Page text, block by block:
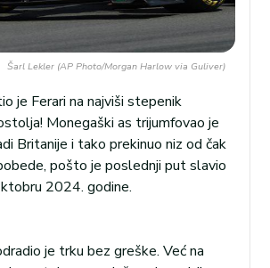
Šarl Lekler (AP Photo/Morgan Harlow via Guliver)
je Ferari na najviši stepenik
Monegaški as trijumfovao je
Britanije i tako prekinuo niz od čak
pošto je poslednji put slavio
2024. godine.
je trku bez greške. Već na